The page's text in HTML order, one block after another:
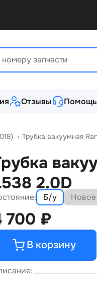
Отзывы
› Трубка вакуумная
2.0D
Б/у Новое
700 ₽
В корзину